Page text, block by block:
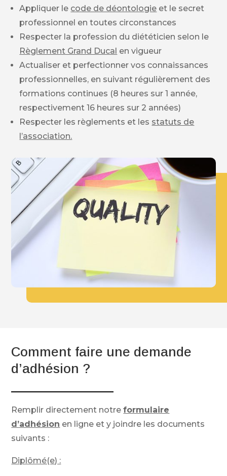
Appliquer le code de déontologie et le secret
professionnel en toutes circonstances
Respecter la profession du diététicien selon le
Règlement Grand Ducal en vigueur
Actualiser et perfectionner vos connaissances
professionnelles, en suivant régulièrement des
formations continues (8 heures sur 1 année,
respectivement 16 heures sur 2 années)
Respecter les règlements et les statuts de
l’association.
Comment faire une demande
d’adhésion ?
Remplir directement notreformulaire
d’adhésion en ligne et y joindre les documents
suivants :
Diplômé(e) :